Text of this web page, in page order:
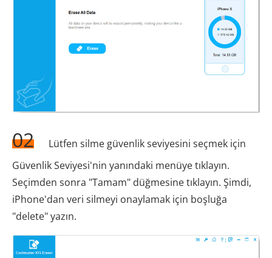
02
Lütfen silme güvenlik seviyesini seçmek için
Güvenlik Seviyesi'nin yanındaki menüye tıklayın.
Seçimden sonra "Tamam" düğmesine tıklayın. Şimdi,
iPhone'dan veri silmeyi onaylamak için boşluğa
"delete" yazın.